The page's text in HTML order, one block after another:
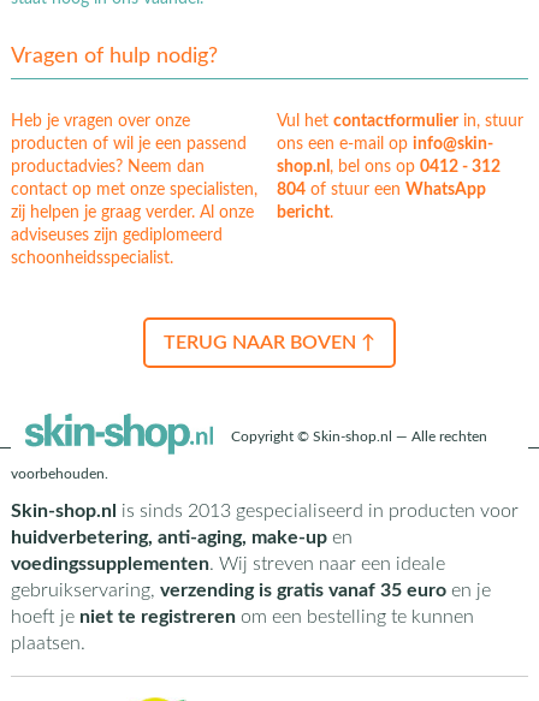
Vragen of hulp nodig?
Heb je vragen over onze
producten of wil je een passend
productadvies? Neem dan
contact op met onze specialisten,
zij helpen je graag verder. Al onze
adviseuses zijn gediplomeerd
schoonheidsspecialist.
Vul hetcontactformulierin, stuur
ons een e-mail opinfo@skin-
shop.nl , bel ons op0412 - 312
804 of stuur eenWhatsApp
bericht.
TERUG NAAR BOVEN ↑
Copyright © Skin-shop.nl — Alle rechten
voorbehouden.
Skin-shop.nl is sinds 2013 gespecialiseerd in producten voor
huidverbetering, anti-aging, make-upen
voedingssupplementen. Wij streven naar een ideale
gebruikservaring, verzending is gratis vanaf 35 euroen je
hoeft je niet te registrerenom een bestelling te kunnen
plaatsen.